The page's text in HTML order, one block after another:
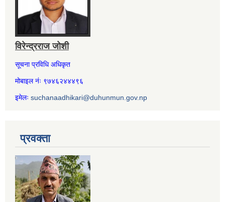
विरेन्द्रराज जोशी
सूचना प्रविधि अधिकृत
मोबाइल नंः ९७४६२४४४९६
इमेलः suchanaadhikari@duhunmun.gov.np
प्रवक्ता